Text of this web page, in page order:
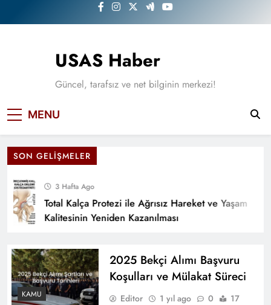
to
USAS Haber
Güncel, tarafsız ve net bilginin merkezi!
MENU
SON GELIŞMELER
3 Hafta Ago
Total Kalça Protezi ile Ağrısız Hareket ve Yaşam
Kalitesinin Yeniden Kazanılması
KAMU
2025 Bekçi Alımı Başvuru
Koşulları ve Mülakat Süreci
Editor 1 yıl ago 0
17